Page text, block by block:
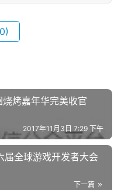
烧烤嘉年华完美收官
2017年11月3日 7:29 下午
届全球游戏开发者大会
下一篇